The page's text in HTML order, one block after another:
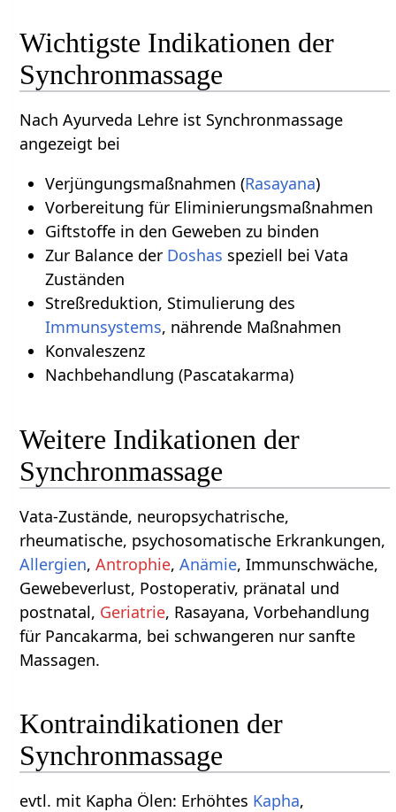
Wichtigste Indikationen der
Synchronmassage
Nach Ayurveda Lehre ist Synchronmassage
angezeigt bei
Verjüngungsmaßnahmen (Rasayana)
Vorbereitung für Eliminierungsmaßnahmen
Giftstoffe in den Geweben zu binden
Zur Balance der Doshas speziell bei Vata
Zuständen
Streßreduktion, Stimulierung des
Immunsystems, nährende Maßnahmen
Konvaleszenz
Nachbehandlung (Pascatakarma)
Weitere Indikationen der
Synchronmassage
Vata-Zustände, neuropsychatrische,
rheumatische, psychosomatische Erkrankungen,
Allergien,Antrophie,Anämie, Immunschwäche,
Gewebeverlust, Postoperativ, pränatal und
postnatal, Geriatrie, Rasayana, Vorbehandlung
für Pancakarma, bei schwangeren nur sanfte
Massagen.
Kontraindikationen der
Synchronmassage
evtl. mit Kapha Ölen: Erhöhtes Kapha,